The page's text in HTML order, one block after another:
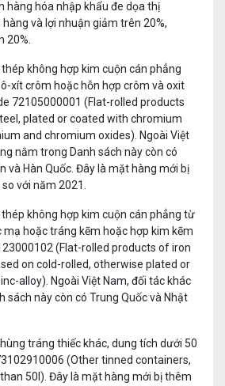
hàng hóa nhập khẩu đe dọa thị
và lợi nhuận giảm trên 20%,
20%.
không hợp kim cuộn cán phẳng
xít crôm hoặc hỗn hợp crôm và oxit
72105000001 (Flat-rolled products
plated or coated with chromium
and chromium oxides). Ngoài Việt
nằm trong Danh sách này còn có
và Hàn Quốc. Đây là mặt hàng mới bị
với năm 2021.
không hợp kim cuộn cán phẳng từ
hoặc tráng kẽm hoặc hợp kim kẽm
(Flat-rolled products of iron
on cold-rolled, otherwise plated or
alloy). Ngoài Việt Nam, đối tác khác
sách này còn có Trung Quốc và Nhật
tráng thiếc khác, dung tích dưới 50
(Other tinned containers,
50l). Đây là mặt hàng mới bị thêm